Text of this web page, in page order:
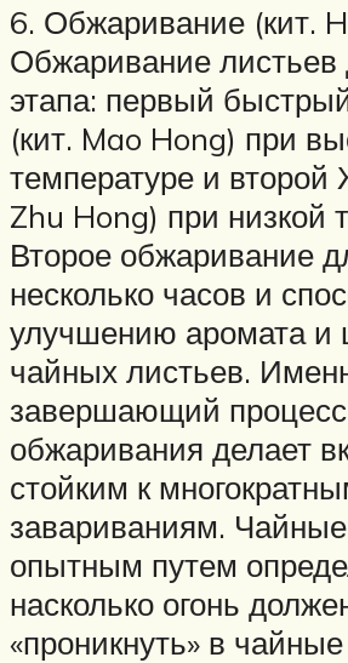
6. Обжаривание (кит.
Обжаривание листьев
этапа: первый
(кит. Mao Hong) при
температуре и второй
Zhu Hong) при низкой
Второе обжаривание
несколько часов и
улучшению аромата и
чайных листьев.
завершающий процесс
обжаривания делает
стойким к
завариваниям.
опытным путем
насколько огонь
«проникнуть» в